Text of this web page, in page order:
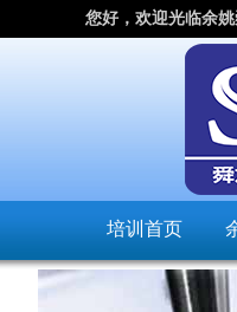
您好，欢迎光临余
培训首页